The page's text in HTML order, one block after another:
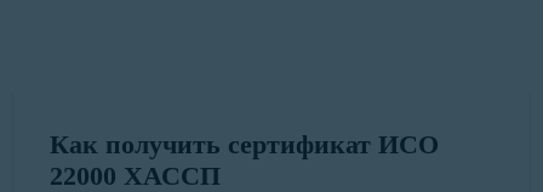
Как получить сертификат ИСО
22000 ХАССП